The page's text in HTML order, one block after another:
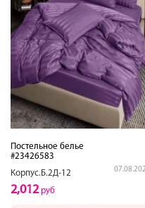
Постельное белье
#23426583
Корпус.Б.2Д-12
2,012руб